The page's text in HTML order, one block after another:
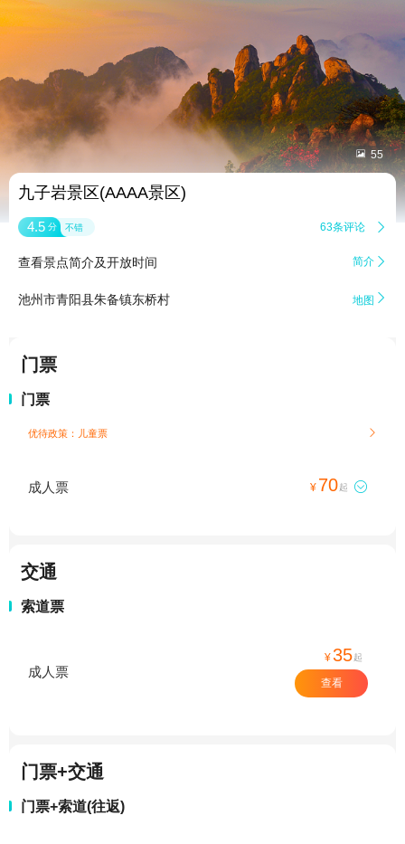
 55
九子岩景区(AAAA景区)
4.5 分 不错 63条评论 
查看景点简介及开放时间 简介 
池州市青阳县朱备镇东桥村 地图 
门票
门票
优待政策：儿童票 
成人票 ¥ 70起 
交通
索道票
成人票
¥35起
查看
门票+交通
门票+索道(往返)
